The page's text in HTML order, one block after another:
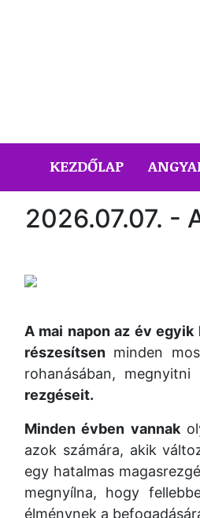
KEZDŐLAP
2026.07.07. -
A mai napon az év
részesítsen minden
rohanásában,
rezgéseit.
Minden évben vannak
azok számára, akik
egy hatalmas
megnyílna, hogy
élménynek a